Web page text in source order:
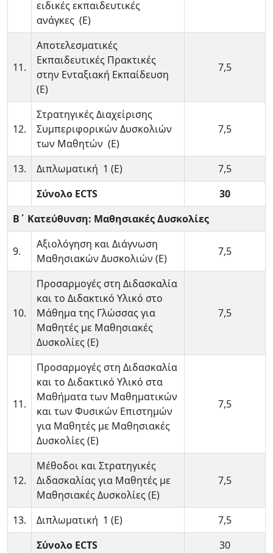
ειδικές εκπαιδευτικές
ανάγκες (Ε)
11.
Αποτελεσματικές
Εκπαιδευτικές Πρακτικές
στην Ενταξιακή Εκπαίδευση
(Ε)
7,5
12.
Στρατηγικές Διαχείρισης
Συμπεριφορικών Δυσκολιών
των Μαθητών (Ε)
7,5
13. Διπλωματική 1 (Ε)
7,5
Σύνολο ECTS
30
Β΄ Κατεύθυνση: Μαθησιακές Δυσκολίες
9.
Αξιολόγηση και Διάγνωση
Μαθησιακών Δυσκολιών (Ε)
7,5
10.
Προσαρμογές στη Διδασκαλία
και το Διδακτικό Υλικό στο
Μάθημα της Γλώσσας για
Μαθητές με Μαθησιακές
Δυσκολίες (Ε)
7,5
11.
Προσαρμογές στη Διδασκαλία
και το Διδακτικό Υλικό στα
Μαθήματα των Μαθηματικών
και των Φυσικών Επιστημών
για Μαθητές με Μαθησιακές
Δυσκολίες (Ε)
7,5
12.
Μέθοδοι και Στρατηγικές
Διδασκαλίας για Μαθητές με
Μαθησιακές Δυσκολίες (Ε)
7,5
13. Διπλωματική 1 (Ε)
7,5
Σύνολο ECTS
30